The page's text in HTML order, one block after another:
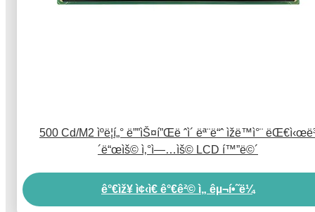
500 Cd/M2 ìºë¦­í„° ë””ìŠ¤í”Œë ˆì´ ëª¨ë“ˆ ìžë™ì°¨
´ë“œìš© ì‚°ì—…ìš© LCD í™”ë©´
ê°€ìž¥ ì¢‹ì€ ê°€ê²© ì„ êµ¬í•˜ë¼